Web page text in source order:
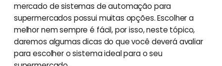
mercado de sistemas de automação para
supermercados possui muitas opções. Escolher a
melhor nem sempre é fácil, por isso, neste tópico,
daremos algumas dicas do que você deverá avaliar
para escolher o sistema ideal para o seu